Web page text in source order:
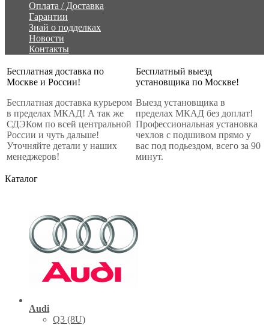
Оплата / Доставка
Гарантии
Знай о подделках
Новости
Контакты
Бесплатная доставка по
Москве и России!
Бесплатная доставка курьером
в пределах МКАД! А так же
СДЭКом по всей центральной
России и чуть дальше!
Уточняйте детали у наших
менеджеров!
Бесплатный выезд
установщика по Москве!
Выезд установщика в
пределах МКАД без доплат!
Профессиональная установка
чехлов с подшивом прямо у
вас под подьездом, всего за 90
минут.
Каталог
Audi
Q3 (8U)